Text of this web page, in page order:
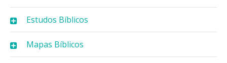
Estudos Bíblicos
Mapas Bíblicos